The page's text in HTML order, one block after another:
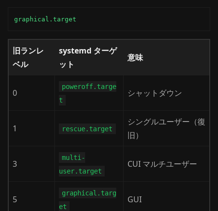
graphical.target
旧ランレ
ベル
systemd ターゲ
ット
意味
0
poweroff.targe
t
シャットダウン
1 rescue.target
シングルユーザー（復
旧）
3
multi-
user.target
CUI マルチユーザー
5
graphical.targ
et
GUI